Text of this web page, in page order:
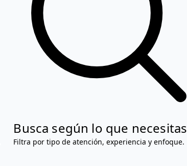
Busca según lo que necesitas
Filtra por tipo de atención, experiencia y enfoque.